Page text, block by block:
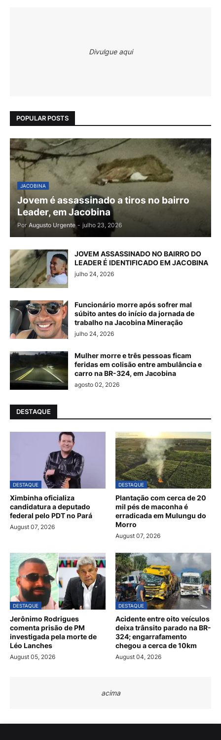
Divulgue aqui
POPULAR POSTS
JACOBINA
Jovem é assassinado a tiros no bairro
Leader, em Jacobina
Por Augusto Urgente - julho 23, 2026
JOVEM ASSASSINADO NO BAIRRO DO
LEADER É IDENTIFICADO EM JACOBINA
julho 24, 2026
Funcionário morre após sofrer mal
súbito antes do início da jornada de
trabalho na Jacobina Mineração
julho 24, 2026
Mulher morre e três pessoas ficam
feridas em colisão entre ambulância e
carro na BR-324, em Jacobina
agosto 02, 2026
DESTAQUE
DESTAQUE
Ximbinha oficializa
candidatura a deputado
federal pelo PDT no Pará
August 07, 2026
DESTAQUE
Plantação com cerca de 20
mil pés de maconha é
erradicada em Mulungu do
Morro
August 07, 2026
DESTAQUE
Jerônimo Rodrigues
comenta prisão de PM
investigada pela morte de
Léo Lanches
August 05, 2026
DESTAQUE
Acidente entre oito veículos
deixa trânsito parado na BR-
324; engarrafamento
chegou a cerca de 10km
August 04, 2026
acima